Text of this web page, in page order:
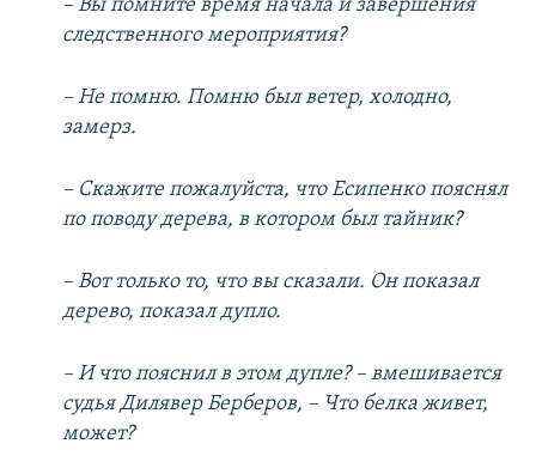
– Вы помните время начала и завершения
следственного мероприятия?
– Не помню. Помню был ветер, холодно,
замерз.
– Скажите пожалуйста, что Есипенко пояснял
по поводу дерева, в котором был тайник?
– Вот только то, что вы сказали. Он показал
дерево, показал дупло.
– И что пояснил в этом дупле? – вмешивается
судья Дилявер Берберов, – Что белка живет,
может?